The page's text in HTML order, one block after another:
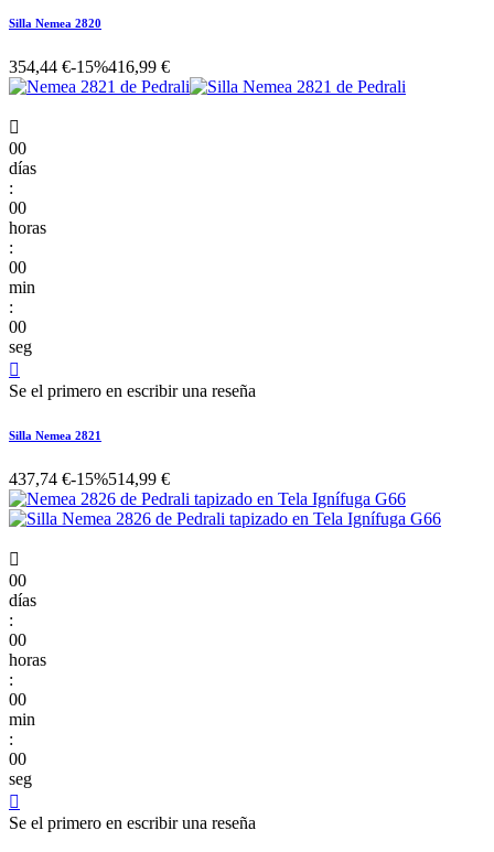
Silla Nemea 2820
354,44 €-15%416,99 €

00
días
:
00
horas
:
00
min
:
00
seg

Se el primero en escribir una reseña
Silla Nemea 2821
437,74 €-15%514,99 €

00
días
:
00
horas
:
00
min
:
00
seg

Se el primero en escribir una reseña